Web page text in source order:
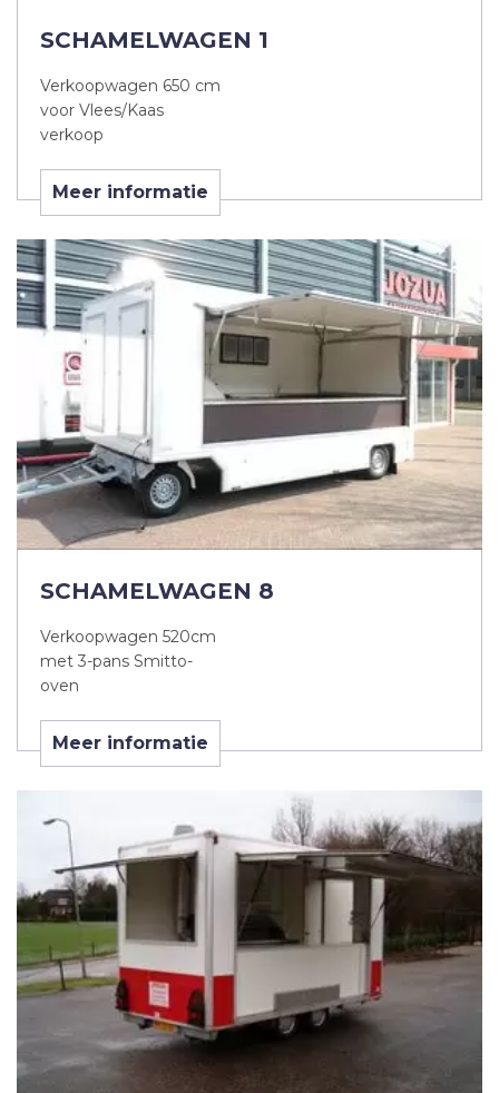
SCHAMELWAGEN 1
Verkoopwagen 650 cm
voor Vlees/Kaas
verkoop
Meer informatie
SCHAMELWAGEN 8
Verkoopwagen 520cm
met 3-pans Smitto-
oven
Meer informatie